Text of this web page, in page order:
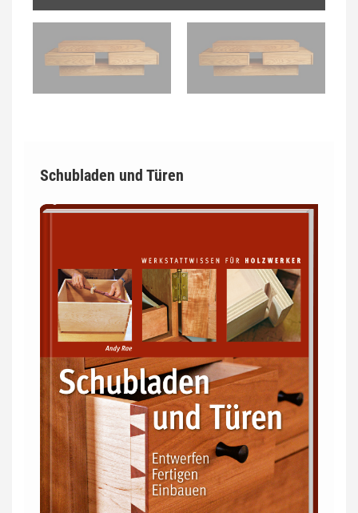
Schubladen und Türen